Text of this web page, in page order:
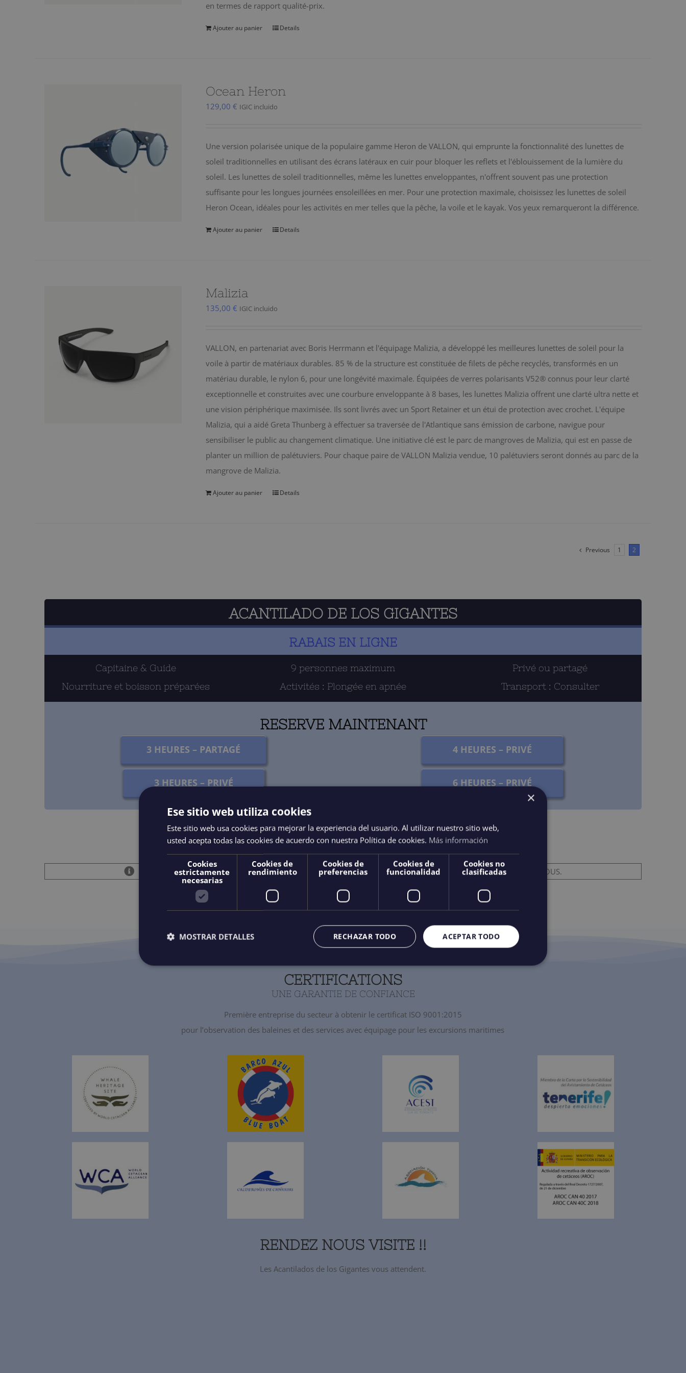
en termes de rapport qualité-prix.
Ajouter au panier Details
Ocean Heron
129,00 € IGIC incluido
Une version polarisée unique de la populaire gamme Heron de VALLON, qui emprunte la fonctionnalité des lunettes de
soleil traditionnelles en utilisant des écrans latéraux en cuir pour bloquer les reflets et l'éblouissement de la lumière du
soleil. Les lunettes de soleil traditionnelles, même les lunettes enveloppantes, n'offrent souvent pas une protection
suffisante pour les longues journées ensoleillées en mer. Pour une protection maximale, choisissez les lunettes de soleil
Heron Ocean, idéales pour les activités en mer telles que la pêche, la voile et le kayak. Vos yeux remarqueront la différence.
Ajouter au panier Details
Malizia
135,00 € IGIC incluido
VALLON, en partenariat avec Boris Herrmann et l'équipage Malizia, a développé les meilleures lunettes de soleil pour la
voile à partir de matériaux durables. 85 % de la structure est constituée de filets de pêche recyclés, transformés en un
matériau durable, le nylon 6, pour une longévité maximale. Équipées de verres polarisants V52® connus pour leur clarté
exceptionnelle et construites avec une courbure enveloppante à 8 bases, les lunettes Malizia offrent une clarté ultra nette et
une vision périphérique maximisée. Ils sont livrés avec un Sport Retainer et un étui de protection avec crochet. L'équipe
Malizia, qui a aidé Greta Thunberg à effectuer sa traversée de l'Atlantique sans émission de carbone, navigue pour
sensibiliser le public au changement climatique. Une initiative clé est le parc de mangroves de Malizia, qui est en passe de
planter un million de palétuviers. Pour chaque paire de VALLON Malizia vendue, 10 palétuviers seront donnés au parc de la
mangrove de Malizia.
Ajouter au panier Details
Previous 1 2
ACANTILADO DE LOS GIGANTES
RABAIS EN LIGNE
Capitaine & Guide
Nourriture et boisson préparées
9 personnes maximum
Activités : Plongée en apnée
Privé ou partagé
Transport : Consulter
RESERVE MAINTENANT
3 HEURES – PARTAGÉ
3 HEURES – PRIVÉ
4 HEURES – PRIVÉ
6 HEURES – PRIVÉ
POLITIQUE DE RÉSERVATION ET D’ANNULATION
SI VOUS SOUHAITEZ UNE EXCURSION PLUS LONGUE DE 6 HEURES DANS LES FALAISES DES GÉANTS, CONTACTEZ-NOUS.
CERTIFICATIONS
UNE GARANTIE DE CONFIANCE
Première entreprise du secteur à obtenir le certificat ISO 9001:2015
pour l’observation des baleines et des services avec équipage pour les excursions maritimes
RENDEZ NOUS VISITE !!
Les Acantilados de los Gigantes vous attendent.
×
Ese sitio web utiliza cookies
Este sitio web usa cookies para mejorar la experiencia del usuario. Al utilizar nuestro sitio web,
usted acepta todas las cookies de acuerdo con nuestra Política de cookies. Más información
Cookies
estrictamente
necesarias
Cookies de
rendimiento
Cookies de
preferencias
Cookies de
funcionalidad
Cookies no
clasificadas
ACEPTAR TODO
RECHAZAR TODO
MOSTRAR DETALLES